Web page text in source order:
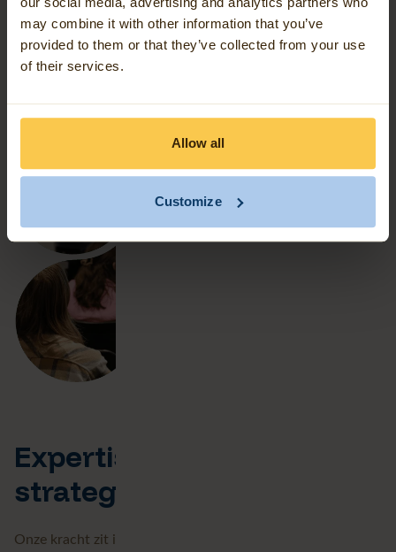
may combine it with other information that you’ve
provided to them or that they’ve collected from your use
of their services.
Allow all
Customize
domeinkennis en het begrijpen van systemen en processen.
Zo zijn wij uw gids bij maatschappelijke en technologische
vraagstukken rondom de energietransitie, klimaatadaptatie,
Expertise, technologie en
strategie in één aanpak
Onze kracht zit in de combinatie van inhoudelijke